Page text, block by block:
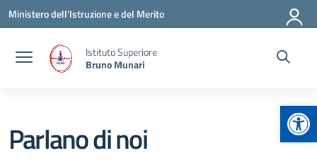
Vai ai contenuti
Vai al menu di navigazione
Vai al footer
Ministero dell'Istruzione e del Merito
Istituto Superiore
Bruno Munari
Parlano di noi